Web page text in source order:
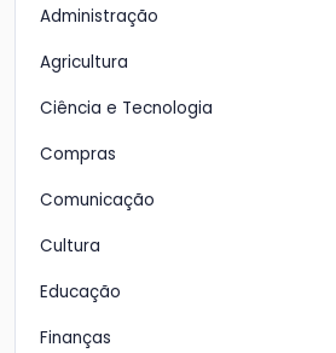
Administração
Agricultura
Ciência e Tecnologia
Compras
Comunicação
Cultura
Educação
Finanças